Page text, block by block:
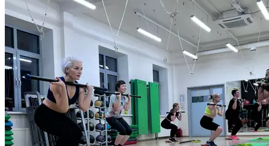
проходит как с использованием различного оборудования,
так и без него. Нагрузка легко корректируется, поэтому
становится доступной для всех уровней подготовки.
Регулярные тренировки повышают мышечный тонус,
улучшают кровоснабжение всего тела, помогают развить
выносливость. Помимо этого, улучшается координация
и равновесие. Ну и самое главное — придают красивые
рельефные формы вашего тела. Продолжительность: 55 мин